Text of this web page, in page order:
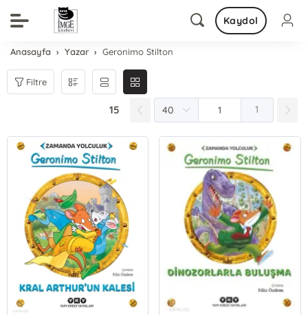
Kaydol
Anasayfa Yazar Geronimo Stilton
Filtre
15 1